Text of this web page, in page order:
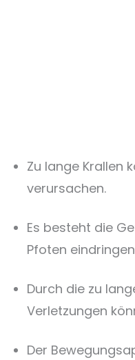
Zu lange Krallen
verursachen.
Es besteht die
Pfoten
Durch die zu
Verletzungen
Der